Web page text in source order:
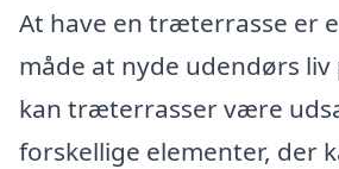
At have en træterrasse er
måde at nyde udendørs
kan træterrasser være
forskellige elementer, der